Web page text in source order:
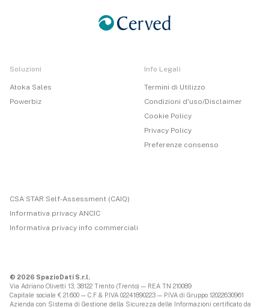
Soluzioni
Atoka Sales
Powerbiz
Info Legali
Termini di Utilizzo
Condizioni d'uso/Disclaimer
Cookie Policy
Privacy Policy
Preferenze consenso
CSA STAR Self-Assessment (CAIQ)
Informativa privacy ANCIC
Informativa privacy info commerciali
© 2026 SpazioDati S.r.l.
Via Adriano Olivetti 13, 38122 Trento (Trento) — REA TN 210089
Capitale sociale € 21.600 — C.F & P.IVA 02241890223 — P.IVA di Gruppo 12022630961
Azienda con Sistema di Gestione della Sicurezza delle Informazioni certificato da